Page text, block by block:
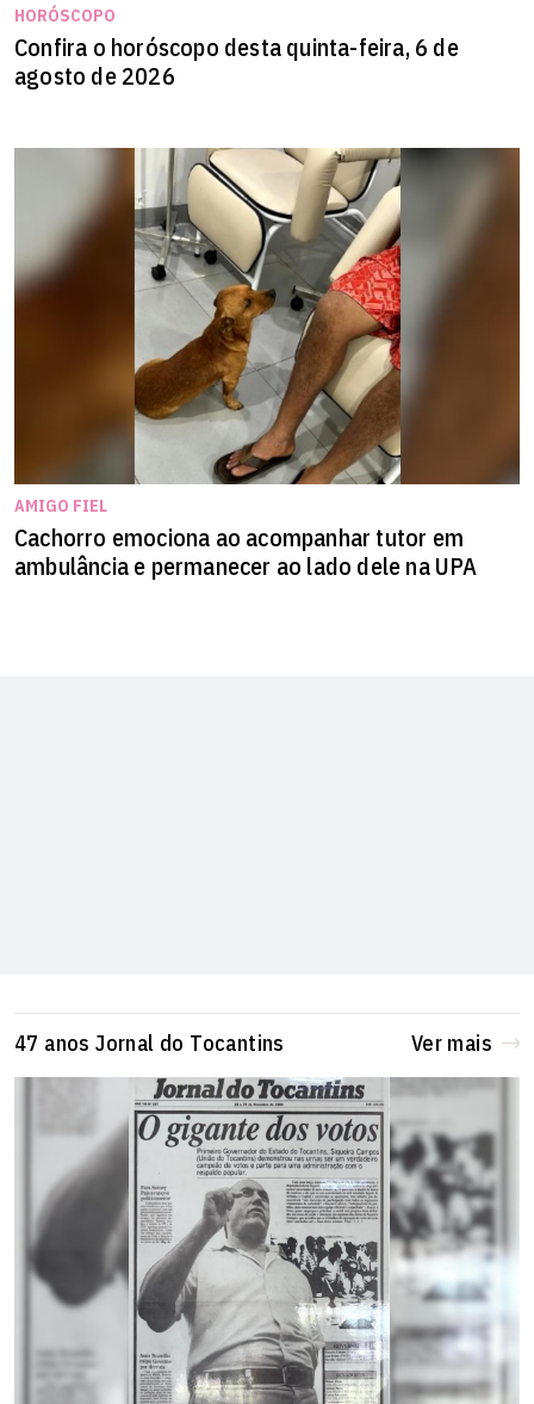
HORÓSCOPO
Confira o horóscopo desta quinta-feira, 6 de
agosto de 2026
AMIGO FIEL
Cachorro emociona ao acompanhar tutor em
ambulância e permanecer ao lado dele na UPA
47 anos Jornal do Tocantins Ver mais